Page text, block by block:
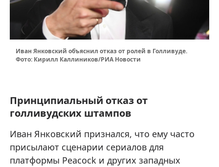
Иван Янковский объяснил отказ от ролей в Голливуде.
Фото: Кирилл Каллиников/РИА Новости
Принципиальный отказ от
голливудских штампов
Иван Янковский признался, что ему часто
присылают сценарии сериалов для
платформы Peacock и других западных